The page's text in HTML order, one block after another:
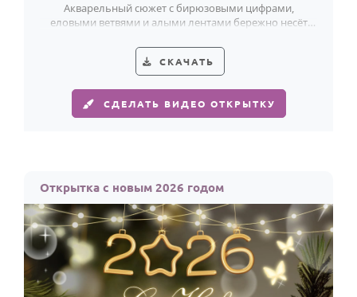
Акварельный сюжет с бирюзовыми цифрами,
еловыми ветвями и алыми лентами бережно несёт
СКАЧАТЬ
СДЕЛАТЬ ВИДЕО ОТКРЫТКУ
Открытка с новым 2026 годом